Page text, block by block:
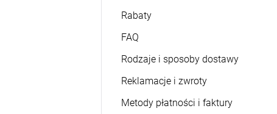
Rabaty
FAQ
Rodzaje i sposoby dostawy
Reklamacje i zwroty
Metody płatności i faktury